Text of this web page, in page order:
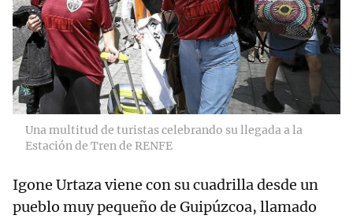
Una multitud de turistas celebrando su llegada a la
Estación de Tren de RENFE
Igone Urtaza viene con su cuadrilla desde un
pueblo muy pequeño de Guipúzcoa, llamado